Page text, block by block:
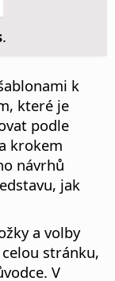
.
k
které je
podle
krokem
návrhů
jak
a volby
stránku,
V